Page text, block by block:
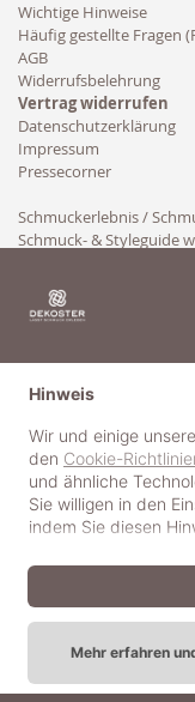
Wichtige Hinweise
Häufig gestellte Fragen
AGB
Widerrufsbelehrung
Vertrag widerrufen
Datenschutzerklärung
Impressum
Pressecorner
Schmuckerlebnis /
Schmuck- & Styleguide
© 2018-2025 dekoster
Hinweis
Wir und einige
den Cookie-
und ähnliche
Sie willigen in den
indem Sie diesen
Mehr erfahren